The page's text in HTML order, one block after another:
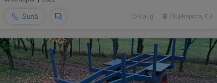
Sună Cluj-Napoca, CJ
6 aug.